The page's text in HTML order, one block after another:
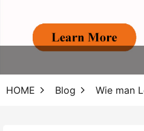
HOME Blog Wie man